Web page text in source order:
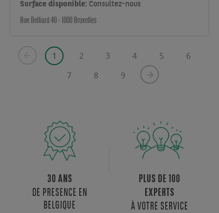
Surface disponible: Consultez-nous
Rue Belliard 40 - 1000 Bruxelles
Page
Current
page
1 Page
2 Page
3 Page
4 Page
5 Page
6
Page
7 Page
8 Page
9
Next
30 ANS
DE PRESENCE EN
BELGIQUE
PLUS DE 100
EXPERTS
À VOTRE SERVICE